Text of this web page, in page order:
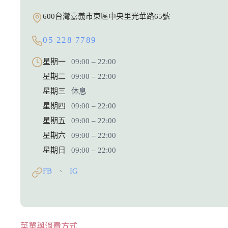
600台灣嘉義市東區中央里光華路65號
05 228 7789
星期一
09:00 – 22:00
星期二
09:00 – 22:00
星期三
休息
星期四
09:00 – 22:00
星期五
09:00 – 22:00
星期六
09:00 – 22:00
星期日
09:00 – 22:00
FB 、 IG
菜單與消費方式